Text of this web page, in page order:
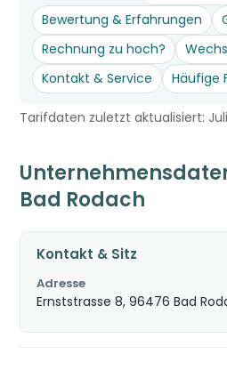
Bewertung & Erfahrungen
Rechnung zu hoch?
Kontakt & Service
Häufige
Tarifdaten zuletzt aktualisiert:
Bad Rodach
Kontakt & Sitz
Adresse
Ernststrasse 8, 96476 Bad